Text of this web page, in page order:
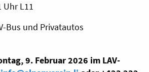
Uhr L11
Bus und Privatautos
9. Februar 2026 im LAV-